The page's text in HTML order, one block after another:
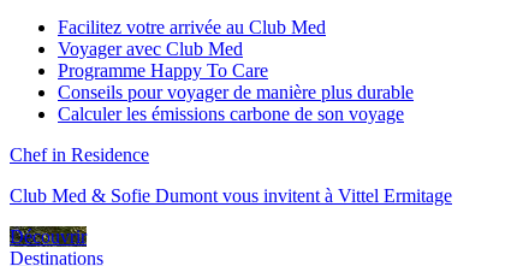
Facilitez votre arrivée au Club Med
Voyager avec Club Med
Programme Happy To Care
Conseils pour voyager de manière plus durable
Calculer les émissions carbone de son voyage
Chef in Residence
Club Med & Sofie Dumont vous invitent à Vittel Ermitage
Découvrir
Destinations